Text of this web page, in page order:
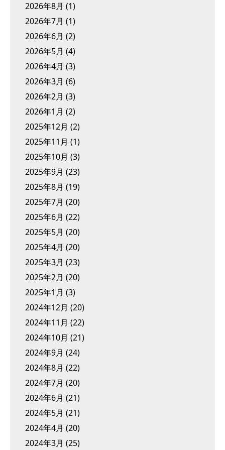
2026年8月 (1)
2026年7月 (1)
2026年6月 (2)
2026年5月 (4)
2026年4月 (3)
2026年3月 (6)
2026年2月 (3)
2026年1月 (2)
2025年12月 (2)
2025年11月 (1)
2025年10月 (3)
2025年9月 (23)
2025年8月 (19)
2025年7月 (20)
2025年6月 (22)
2025年5月 (20)
2025年4月 (20)
2025年3月 (23)
2025年2月 (20)
2025年1月 (3)
2024年12月 (20)
2024年11月 (22)
2024年10月 (21)
2024年9月 (24)
2024年8月 (22)
2024年7月 (20)
2024年6月 (21)
2024年5月 (21)
2024年4月 (20)
2024年3月 (25)